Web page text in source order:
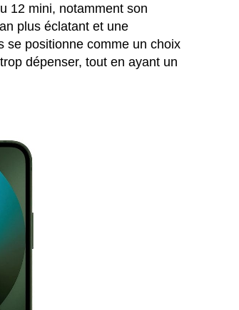
12 mini, notamment son
plus éclatant et une
se positionne comme un choix
dépenser, tout en ayant un